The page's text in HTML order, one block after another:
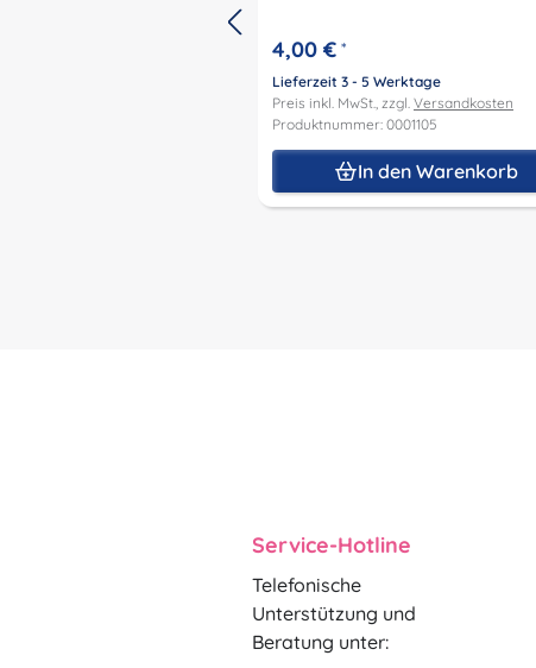
4,00 € *
Lieferzeit 3 - 5 Werktage
Preis inkl. MwSt., zzgl. Versandkosten
Produktnummer: 0001105
In den Warenkorb
Service-Hotline
Telefonische
Unterstützung und
Beratung unter: